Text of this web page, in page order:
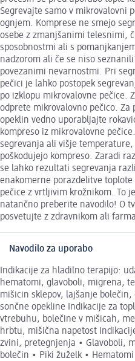
Segrevajte samo v mikrovalovni
ognjem. Komprese ne smejo
osebe z zmanjšanimi telesnimi,
sposobnostmi ali s
nadzorom ali če se niso
povezanimi nevarnostmi. Pri
pečici je lahko postopek
po izklopu mikrovalovne pečice.
odprete mikrovalovno pečico.
opeklin vedno uporabljajte
kompreso iz mikrovalovne
segrevanja ali višje
poškodujejo kompreso. Zaradi
se lahko rezultati segrevanja
enakomerne porazdelitve
pečice z vrtljivim krožnikom. To
natančno preberite navodilo! O
posvetujte z zdravnikom ali
Navodilo za uporabo
Indikacije za hladilno terapijo:
hematomi, glavoboli, migrena,
mišicin sklepov, lajšanje
sončne opekline Indikacije za
vtrebuhu, bolečine v mišicah,
hrbtu, mišična napetost
zvini, pretegnjenja • Glavoboli,
bolečin • Piki žuželk •